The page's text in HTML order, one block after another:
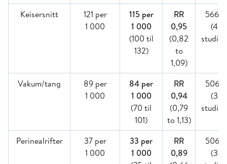
Keisersnitt
121 per
1 000
115 per
1 000
(100 til
132)
RR
0,95
(0,82
to
1,09)
5669
(4
Vakum/tang
89 per
1 000
84 per
1 000
(70 til
101)
RR
0,94
(0,79
to 1,13)
5069
(3
Perinealrifter
37 per
1 000
33 per
1 000
RR
0,89
5069
(3